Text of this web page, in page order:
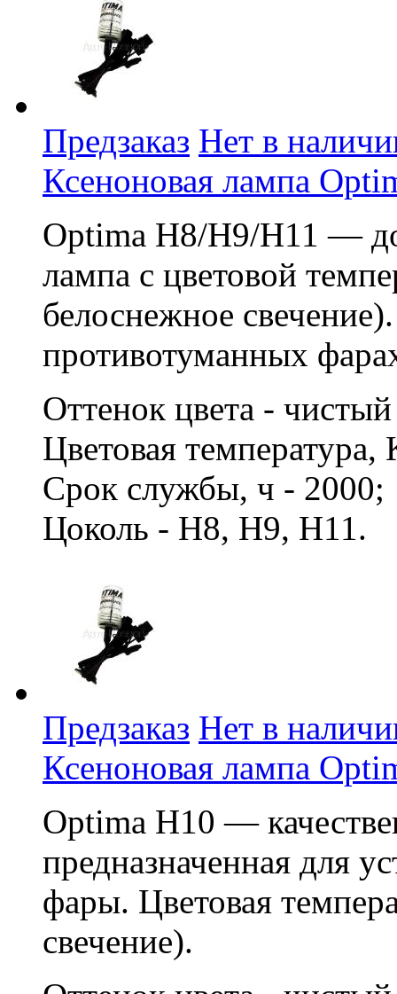
Предзаказ Нет в
Ксеноновая лампа
Optima H8/H9/H11 —
лампа с цветовой
белоснежное
противотуманных
Оттенок цвета -
Цветовая
Срок службы, ч -
Цоколь - H8, H9, H11.
Предзаказ Нет в
Ксеноновая лампа
Optima H10 —
предназначенная для
фары. Цветовая
свечение).